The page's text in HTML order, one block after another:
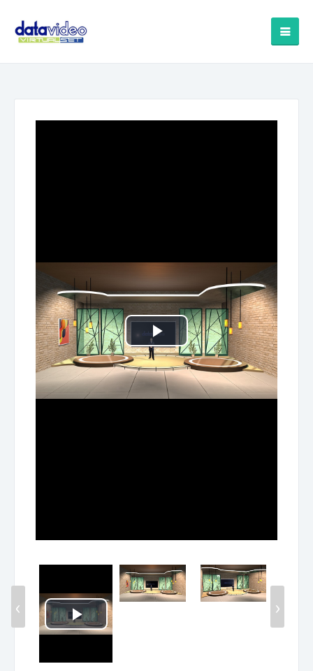
Play
Video
Play
Video
‹ ›